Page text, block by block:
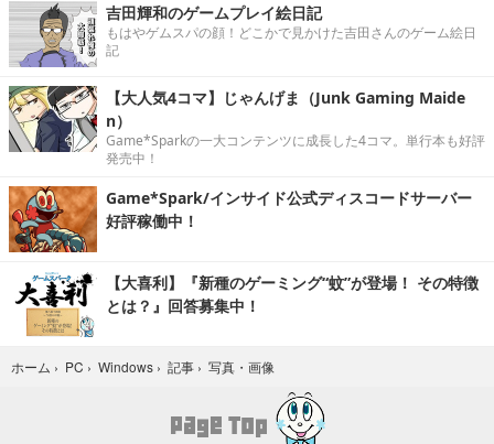
吉田輝和のゲームプレイ絵日記
もはやゲムスパの顔！どこかで見かけた吉田さんのゲーム絵日
記
【大人気4コマ】じゃんげま（Junk Gaming Maide
n）
Game*Sparkの一大コンテンツに成長した4コマ。単行本も好評
発売中！
Game*Spark/インサイド公式ディスコードサーバー
好評稼働中！
【大喜利】『新種のゲーミング“蚊”が登場！ その特徴
とは？』回答募集中！
ホーム › PC › Windows › 記事 › 写真・画像